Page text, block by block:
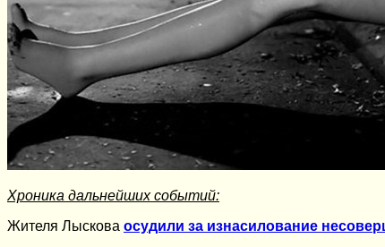
Хроника дальнейших событий:
Жителя Лыскова осудили за изнасилование